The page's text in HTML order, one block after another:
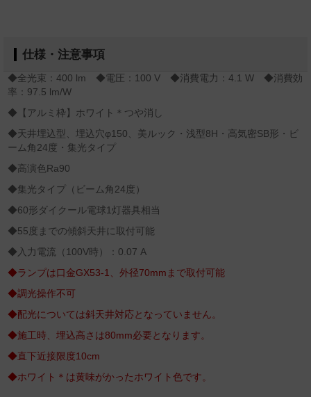
仕様・注意事項
◆全光束：400 lm ◆電圧：100 V ◆消費電力：4.1 W ◆消費効
率：97.5 lm/W
◆【アルミ枠】ホワイト＊つや消し
◆天井埋込型、埋込穴φ150、美ルック・浅型8H・高気密SB形・ビ
ーム角24度・集光タイプ
◆高演色Ra90
◆集光タイプ（ビーム角24度）
◆60形ダイクール電球1灯器具相当
◆55度までの傾斜天井に取付可能
◆入力電流（100V時）：0.07 A
◆ランプは口金GX53-1、外径70mmまで取付可能
◆調光操作不可
◆配光については斜天井対応となっていません。
◆施工時、埋込高さは80mm必要となります。
◆直下近接限度10cm
◆ホワイト＊は黄味がかったホワイト色です。